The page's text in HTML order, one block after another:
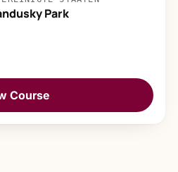
Park
Course